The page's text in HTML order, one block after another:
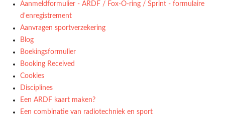
Aanmeldformulier - ARDF / Fox-O-ring / Sprint - formulaire
d'enregistrement
Aanvragen sportverzekering
Blog
Boekingsformulier
Booking Received
Cookies
Disciplines
Een ARDF kaart maken?
Een combinatie van radiotechniek en sport